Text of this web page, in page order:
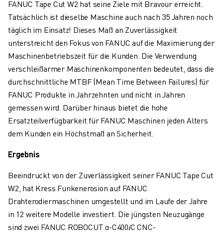
FANUC Tape Cut W2 hat seine Ziele mit Bravour erreicht.
Tatsächlich ist dieselbe Maschine auch nach 35 Jahren noch
täglich im Einsatz! Dieses Maß an Zuverlässigkeit
unterstreicht den Fokus von FANUC auf die Maximierung der
Maschinenbetriebszeit für die Kunden. Die Verwendung
verschleißarmer Maschinenkomponenten bedeutet, dass die
durchschnittliche MTBF (Mean Time Between Failures) für
FANUC Produkte in Jahrzehnten und nicht in Jahren
gemessen wird. Darüber hinaus bietet die hohe
Ersatzteilverfügbarkeit für FANUC Maschinen jeden Alters
dem Kunden ein Höchstmaß an Sicherheit.
Ergebnis
Beeindruckt von der Zuverlässigkeit seiner FANUC Tape Cut
W2, hat Kress Funkenerosion auf FANUC
Drahterodiermaschinen umgestellt und im Laufe der Jahre
in 12 weitere Modelle investiert. Die jüngsten Neuzugänge
sind zwei FANUC ROBOCUT α-C400𝑖C CNC-